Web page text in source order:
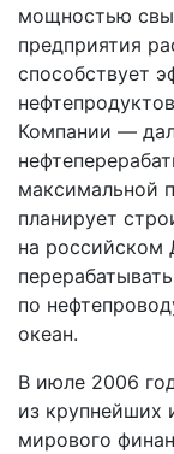
мощностью
предприятия
способствует
Компании —
максимальной
планирует
на российском
по
океан.
В июле 2006
из крупнейших
мирового